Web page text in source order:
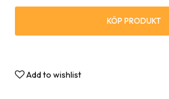
KÖP PRODUKT
Add to wishlist